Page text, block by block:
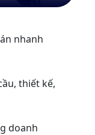
nhanh
thiết kế,
doanh